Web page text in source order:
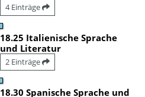
4 Einträge
18.25 Italienische Sprache
und Literatur
2 Einträge
18.30 Spanische Sprache und